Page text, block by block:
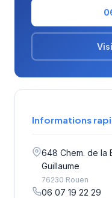
Informations
648 Chem. de la
Guillaume
76230 Rouen
06 07 19 22 29